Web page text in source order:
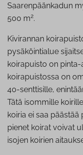
Saarenpäänkadun
500 m2.
Kivirannan
pysäköintialue
koirapuisto on
koirapuistossa on
40-senttisille,
Tätä isommille
koiria ei saa
pienet koirat voivat
isojen koirien